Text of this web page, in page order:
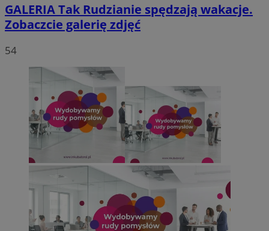
GALERIATak Rudzianie spędzają wakacje.
Zobaczcie galerię zdjęć
54